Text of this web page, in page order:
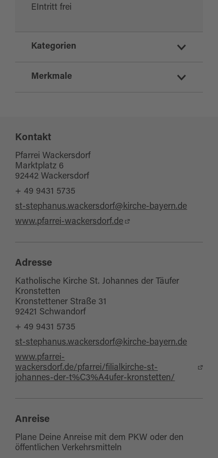
EIntritt frei
Kategorien
Ausflugsziele
Kirchen
Merkmale
für jedes Wetter
Kontakt
Pfarrei Wackersdorf
Marktplatz 6
92442 Wackersdorf
+ 49 9431 5735
st-stephanus.wackersdorf@kirche-bayern.de
www.pfarrei-wackersdorf.de
Adresse
Katholische Kirche St. Johannes der Täufer
Kronstetten
Kronstettener Straße 31
92421 Schwandorf
+ 49 9431 5735
st-stephanus.wackersdorf@kirche-bayern.de
www.pfarrei-
wackersdorf.de/pfarrei/filialkirche-st-
johannes-der-t%C3%A4ufer-kronstetten/
Anreise
Plane Deine Anreise mit dem PKW oder den
öffentlichen Verkehrsmitteln